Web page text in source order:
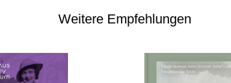
Weitere Empfehlungen